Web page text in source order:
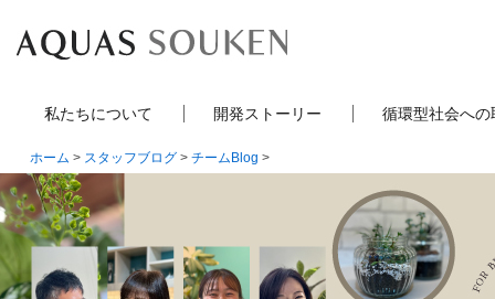
私たちについて 開発ストーリー 循環型社会への
ホーム > スタッフブログ > チームBlog >